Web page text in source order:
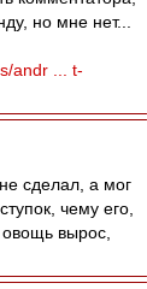
но мне нет...
andr ... t-
сделал, а мог
чему его,
вырос,